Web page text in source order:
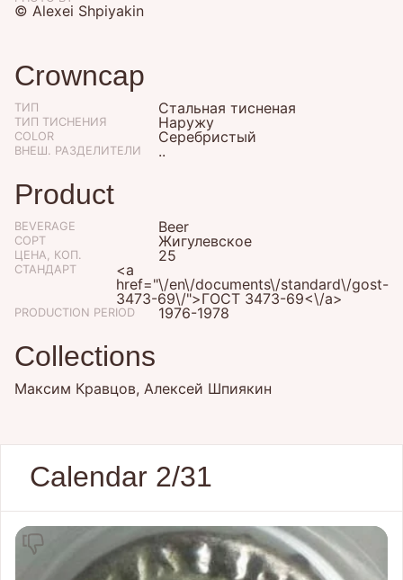
© Alexei Shpiyakin
Crowncap
ТИП Стальная тисненая
ТИП ТИСНЕНИЯ Наружу
COLOR Серебристый
ВНЕШ. РАЗДЕЛИТЕЛИ ..
Product
BEVERAGE Beer
СОРТ Жигулевское
ЦЕНА, КОП. 25
СТАНДАРТ
<a
href="\/en\/documents\/standard\/gost-
3473-69\/">ГОСТ 3473-69<\/a>
PRODUCTION PERIOD 1976-1978
Collections
Максим Кравцов, Алексей Шпиякин
Calendar 2/31